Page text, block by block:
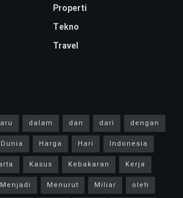
Properti
Tekno
Travel
dalam dan dari
dengan
Dunia Harga Hari
Indonesia
Kasus Kebakaran
Kerja
Menjadi Menurut Miliar
oleh